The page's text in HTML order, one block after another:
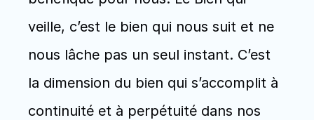
veille, c’est le bien qui nous suit et ne
nous lâche pas un seul instant. C’est
la dimension du bien qui s’accomplit à
continuité et à perpétuité dans nos